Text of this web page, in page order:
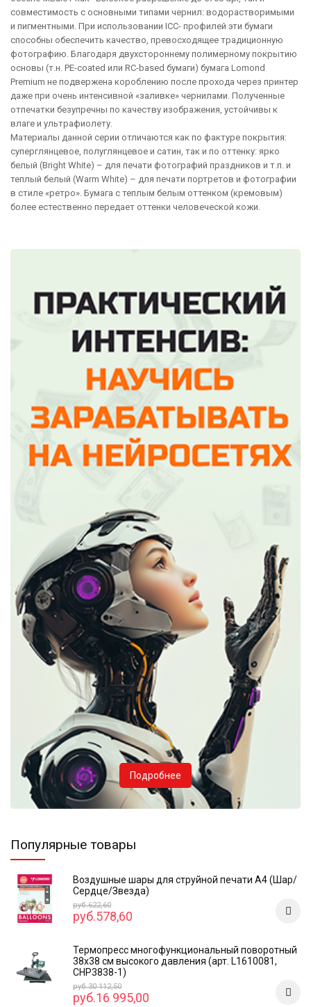
совместимость с основными типами чернил: водорастворимыми
и пигментными. При использовании ICC- профилей эти бумаги
способны обеспечить качество, превосходящее традиционную
фотографию. Благодаря двухстороннему полимерному покрытию
основы (т.н. PE-coated или RC-based бумаги) бумага Lomond
Premium не подвержена короблению после прохода через принтер
даже при очень интенсивной «заливке» чернилами. Полученные
отпечатки безупречны по качеству изображения, устойчивы к
влаге и ультрафиолету.
Материалы данной серии отличаются как по фактуре покрытия:
суперглянцевое, полуглянцевое и сатин, так и по оттенку: ярко
белый (Bright White) – для печати фотографий праздников и т.п. и
теплый белый (Warm White) – для печати портретов и фотографии
в стиле «ретро». Бумага с теплым белым оттенком (кремовым)
более естественно передает оттенки человеческой кожи.
Подробнее
Популярные товары
Воздушные шары для струйной печати А4 (Шар/
Сердце/Звезда)
руб.622,60
руб.578,60
Термопресс многофункциональный поворотный
38х38 см высокого давления (арт. L1610081,
CHP3838-1)
руб.30 112,50
руб.16 995,00